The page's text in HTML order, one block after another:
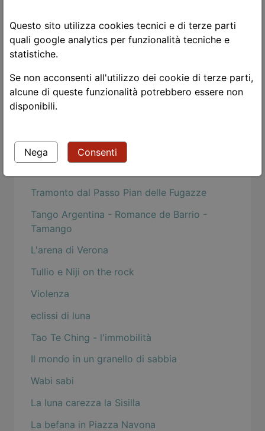
Power Flower
Le due vite
Leggere i classici
The black dj and his white heat
Lo zen e l'arte della manutenzione della
Tramonto dal Passo Pian delle Fugazze
Tango Argentina - Romance de Barrio -
Tamango
L'arena di Verona
Tullio e Niji on the rock
Violenza
eclissi di luna
Tao Te Ching - l'immobilità
Il mondo in un granello di sabbia
Wabi sabi
La luna carezza la Sisilla
La befana in Piazza Navona
Questo sito utilizza cookies tecnici e di terze parti
quali google analytics per funzionalità tecniche e
statistiche.
Se non acconsenti all'utilizzo dei cookie di terze parti,
alcune di queste funzionalità potrebbero essere non
disponibili.
Nega Consenti